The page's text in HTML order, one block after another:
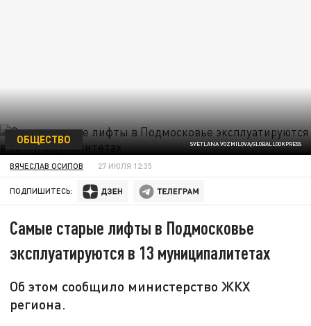
SVETLANA VOZMILOVA/GLOBALLOOKPRESS
ОБЩЕСТВО
ВЯЧЕСЛАВ ОСИПОВ 27 ИЮЛЯ 12:35
ПОДПИШИТЕСЬ:
Самые старые лифты в Подмосковье
эксплуатируются в 13 муниципалитетах
Об этом сообщило министерство ЖКХ
региона.